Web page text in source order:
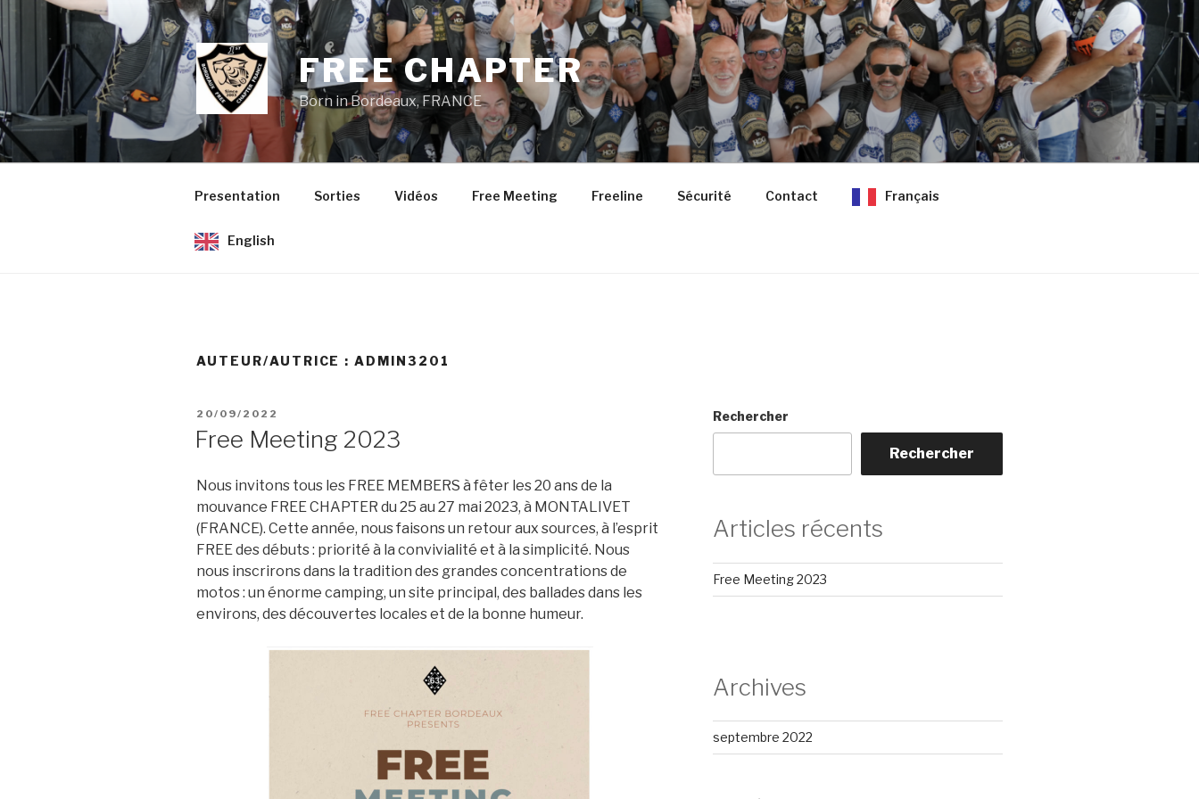
contenu
principal
FREE CHAPTER
Born in Bordeaux, FRANCE
Presentation Sorties Vidéos Free Meeting Freeline Sécurité Contact Français
English
AUTEUR/AUTRICE :ADMIN3201
PUBLIÉ
20/09/2022
Free Meeting 2023
Nous invitons tous les FREE MEMBERS à fêter les 20 ans de la
mouvance FREE CHAPTER du 25 au 27 mai 2023, à MONTALIVET
(FRANCE). Cette année, nous faisons un retour aux sources, à l’esprit
FREE des débuts : priorité à la convivialité et à la simplicité. Nous
nous inscrirons dans la tradition des grandes concentrations de
motos : un énorme camping, un site principal, des ballades dans les
environs, des découvertes locales et de la bonne humeur.
Rechercher
Rechercher
Articles récents
Free Meeting 2023
Archives
septembre 2022